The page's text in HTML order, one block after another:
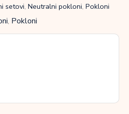
setovi, Neutralni pokloni, Pokloni
, Pokloni